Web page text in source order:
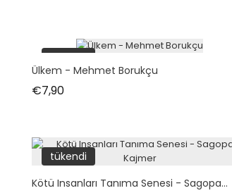
tükendi
Ülkem - Mehmet Borukçu
€7,90Fiyat
tükendi
Kötü Insanları Tanıma Senesi - Sagopa...